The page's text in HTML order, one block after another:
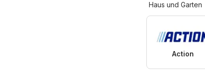
Haus und Garten
Action